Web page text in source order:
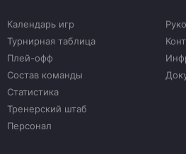
Календарь игр
Турнирная таблица
Плей-офф
Состав команды
Статистика
Тренерский штаб
Персонал